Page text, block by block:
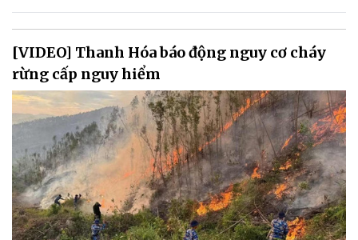
[VIDEO] Thanh Hóa báo động nguy cơ cháy
rừng cấp nguy hiểm